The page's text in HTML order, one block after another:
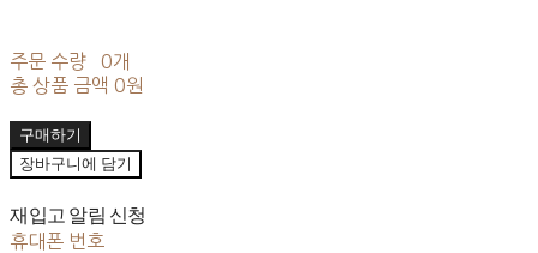
주문 수량
0개
총 상품 금액 0원
구매하기
장바구니에 담기
재입고 알림 신청
휴대폰 번호